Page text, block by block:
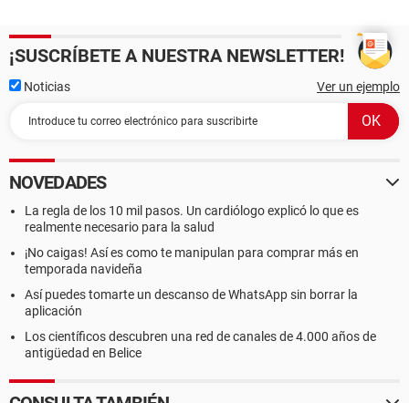
¡SUSCRÍBETE A NUESTRA NEWSLETTER!
Noticias Ver un ejemplo
NOVEDADES
La regla de los 10 mil pasos. Un cardiólogo explicó lo que es
realmente necesario para la salud
¡No caigas! Así es como te manipulan para comprar más en
temporada navideña
Así puedes tomarte un descanso de WhatsApp sin borrar la
aplicación
Los científicos descubren una red de canales de 4.000 años de
antigüedad en Belice